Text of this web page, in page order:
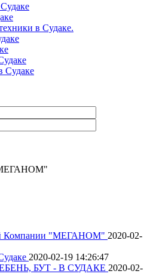
в Судаке.
Судаке
"МЕГАНОМ"
Компании "МЕГАНОМ" 2020-02-
2020-02-19 14:26:47
БУТ - В СУДАКЕ 2020-02-